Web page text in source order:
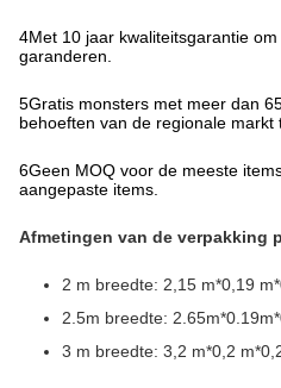
4Met 10 jaar kwaliteitsgarantie
garanderen.
5Gratis monsters met meer dan
behoeften van de regionale markt
6Geen MOQ voor de meeste
aangepaste items.
Afmetingen van de verpakking
2 m breedte: 2,15 m*0,19
2.5m breedte:
3 m breedte: 3,2 m*0,2